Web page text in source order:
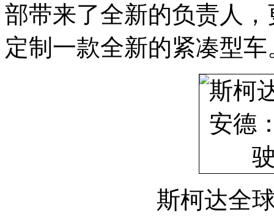
部带来了全新的负责人
定制一款全新的紧凑型车
斯柯达全